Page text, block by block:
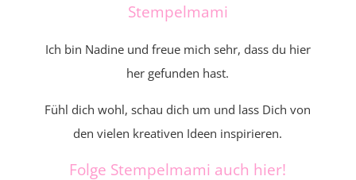
Stempelmami
Ich bin Nadine und freue mich sehr, dass du hier
her gefunden hast.
Fühl dich wohl, schau dich um und lass Dich von
den vielen kreativen Ideen inspirieren.
Folge Stempelmami auch hier!